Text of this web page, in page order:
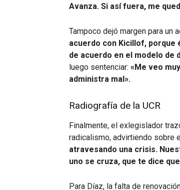
Avanza. Si así fuera, me
Tampoco dejó margen para un
acuerdo con Kicillof, porque
de acuerdo en el modelo de
luego sentenciar: «Me veo
administra mal».
Radiografía de la UCR
Finalmente, el exlegislador
radicalismo, advirtiendo sobre
atravesando una crisis.
uno se cruza, que te dice
Para Díaz, la falta de